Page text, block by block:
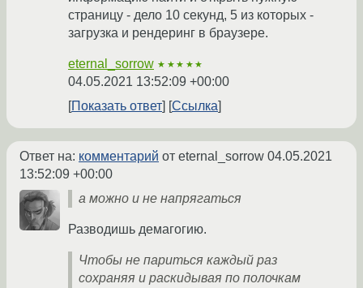
страницу - дело 10 секунд, 5 из которых -
загрузка и рендеринг в браузере.
eternal_sorrow ★★★★★
04.05.2021 13:52:09 +00:00
Показать ответ
Ссылка
Ответ на: комментарий от eternal_sorrow 04.05.2021
13:52:09 +00:00
а можно и не напрягаться
Разводишь демагогию.
Чтобы не париться каждый раз
сохраняя и раскидывая по полочкам